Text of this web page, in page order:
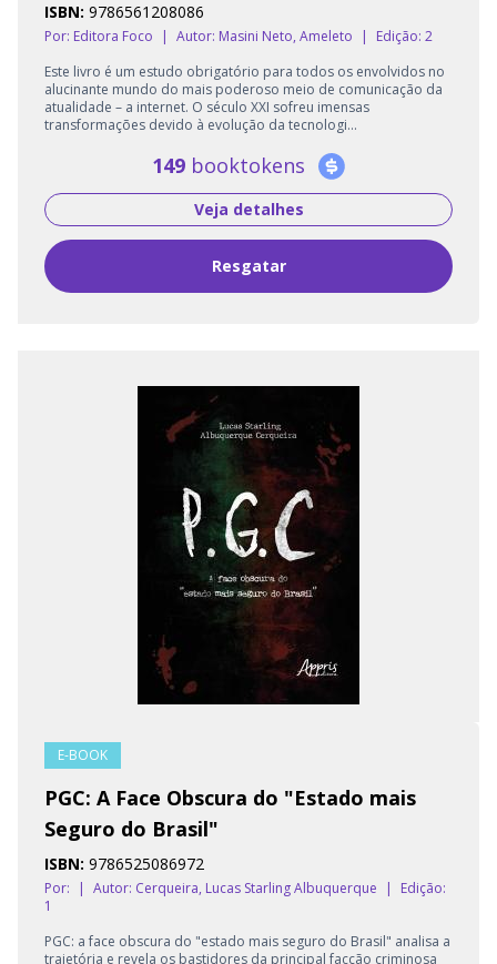
ISBN: 9786561208086
Por: Editora Foco | Autor: Masini Neto, Ameleto |
Edição: 2
Este livro é um estudo obrigatório para todos os envolvidos no
alucinante mundo do mais poderoso meio de comunicação da
atualidade – a internet. O século XXI sofreu imensas
transformações devido à evolução da tecnologi...
149 booktokens
Veja detalhes
Resgatar
E-BOOK
PGC: A Face Obscura do "Estado mais
Seguro do Brasil"
ISBN: 9786525086972
Por: | Autor: Cerqueira, Lucas Starling Albuquerque |
Edição:
1
PGC: a face obscura do "estado mais seguro do Brasil" analisa a
trajetória e revela os bastidores da principal facção criminosa